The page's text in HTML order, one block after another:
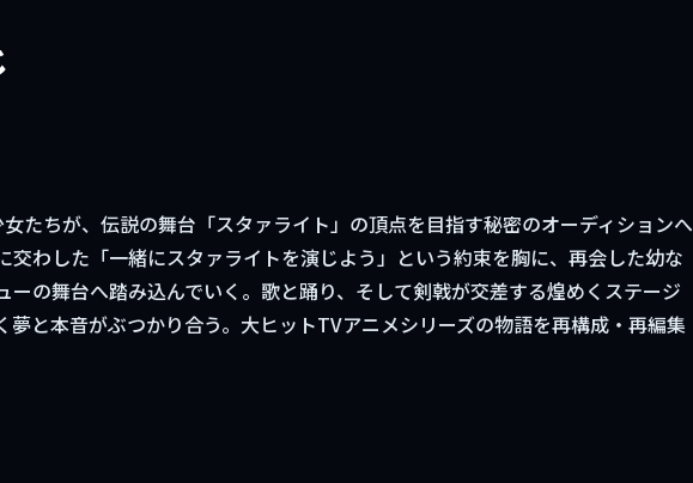
たちが、伝説の舞台「スタァライト」の頂点を目指す秘密のオーディションへ
交わした「一緒にスタァライトを演じよう」という約束を胸に、再会した幼な
ーの舞台へ踏み込んでいく。歌と踊り、そして剣戟が交差する煌めくステージ
夢と本音がぶつかり合う。大ヒットTVアニメシリーズの物語を再構成・再編集